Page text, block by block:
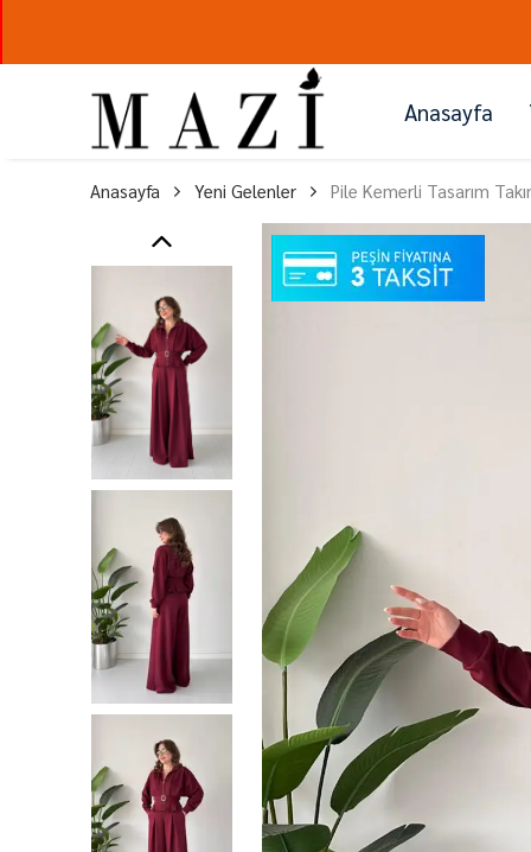
Anasayfa
Anasayfa Yeni Gelenler Pile Kemerli Tasarım